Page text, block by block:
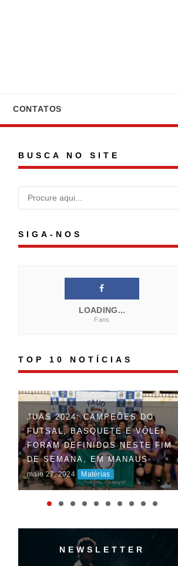
CONTATOS
BUSCA NO SITE
SIGA-NOS
LOADING...
Fans
TOP 10 NOTÍCIAS
JUAS 2024: CAMPEÕES DO
FUTSAL, BASQUETE E VÔLEI
FORAM DEFINIDOS NESTE FIM
DE SEMANA, EM MANAUS
maio 27, 2024 Matérias
NEWSLETTER